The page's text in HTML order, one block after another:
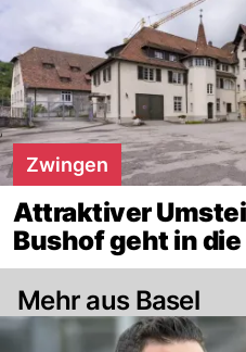
Zwingen
Attraktiver
Bushof geht in
Mehr aus Basel